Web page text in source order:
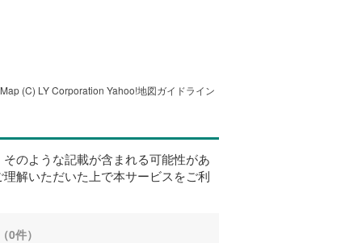
(C) LY Corporation Yahoo!地図ガイドライン
のような記載が含まれる可能性があ
解いただいた上で本サービスをご利
0件）